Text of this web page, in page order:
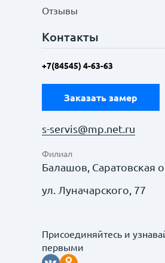
Отзывы
Контакты
+7(84545) 4-63-63
Заказать замер
s-servis@mp.net.ru
Филиал
Балашов, Саратовская
ул. Луначарского, 77
Присоединяйтесь и
первыми